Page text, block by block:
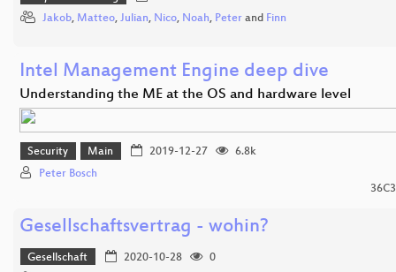
Jakob, Matteo, Julian, Nico, Noah, Peter and Finn
Intel Management Engine deep dive
Understanding the ME at the OS and hardware level
Security Main 2019-12-27
6.8k
Peter Bosch
Gesellschaftsvertrag - wohin?
Gesellschaft 2020-10-28
0